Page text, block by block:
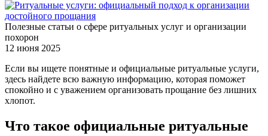
Полезные статьи о сфере ритуальных услуг и организации
похорон
12 июня 2025
Если вы ищете понятные и официальные ритуальные услуги,
здесь найдете всю важную информацию, которая поможет
спокойно и с уважением организовать прощание без лишних
хлопот.
Что такое официальные ритуальные